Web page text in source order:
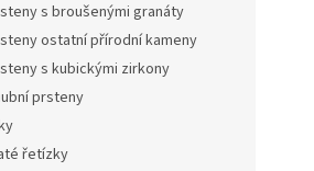
s broušenými granáty
ostatní přírodní kameny
s kubickými zirkony
prsteny
řetízky